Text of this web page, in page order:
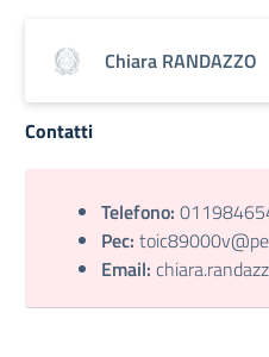
Chiara RANDAZZO
Contatti
Telefono:
Pec:
Email: